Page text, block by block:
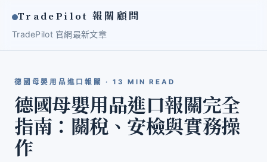
TradePilot 報關顧問
TradePilot 官網最新文章
德國母嬰用品進口報關 · 13 MIN READ
德國母嬰用品進口報關完全
指南：關稅、安檢與實務操
作